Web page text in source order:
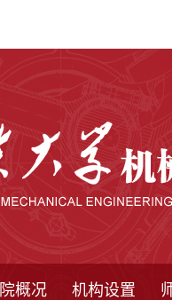
概况 机构设置